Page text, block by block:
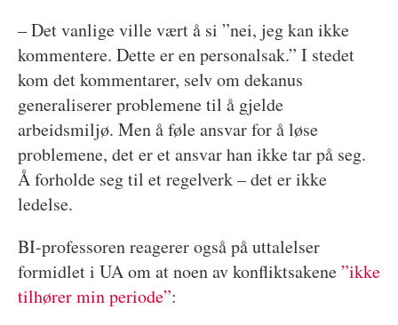
– Det vanlige ville vært å si ”nei, jeg kan ikke
kommentere. Dette er en personalsak.” I stedet
kom det kommentarer, selv om dekanus
generaliserer problemene til å gjelde
arbeidsmiljø. Men å føle ansvar for å løse
problemene, det er et ansvar han ikke tar på seg.
Å forholde seg til et regelverk – det er ikke
ledelse.
BI-professoren reagerer også på uttalelser
formidlet i UA om at noen av konfliktsakene”ikke
tilhører min periode”: